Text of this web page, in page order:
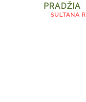
PRADŽIA
SULTANA